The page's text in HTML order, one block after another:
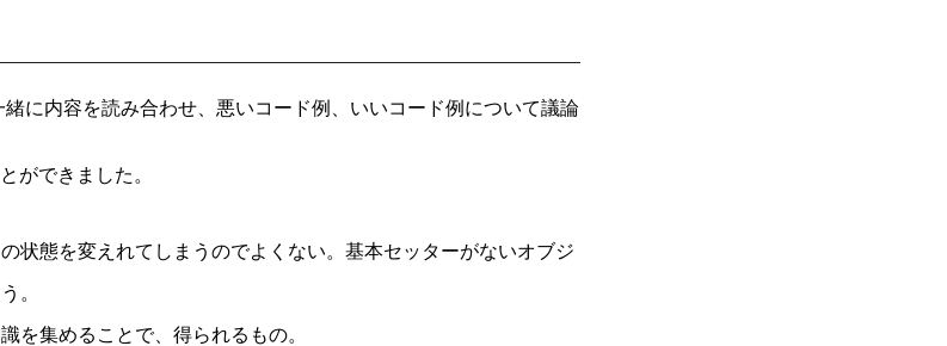
に内容を読み合わせ、悪いコード例、いいコード例について議論
ができました。
状態を変えれてしまうのでよくない。基本セッターがないオブジ
。
を集めることで、得られるもの。